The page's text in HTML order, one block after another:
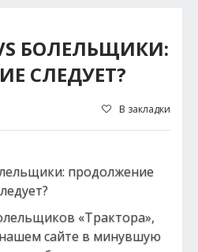
БОЛЕЛЬЩИКИ:
СЛЕДУЕТ?
В закладки
«Трактора»,
сайте в минувшую